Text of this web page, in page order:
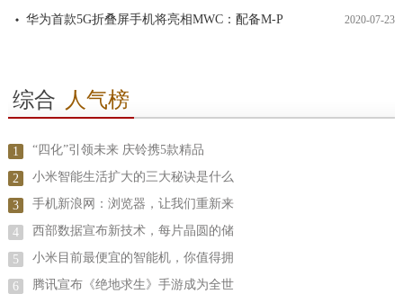
华为首款5G折叠屏手机将亮相MWC：配备M-P 2020-07-23
综合 人气榜
1 “四化”引领未来 庆铃携5款精品
2 小米智能生活扩大的三大秘诀是什么
3 手机新浪网：浏览器，让我们重新来
4 西部数据宣布新技术，每片晶圆的储
5 小米目前最便宜的智能机，你值得拥
6 腾讯宣布《绝地求生》手游成为全世